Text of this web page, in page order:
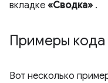
вкладке «Сводка» .
Примеры кода
Вот несколько